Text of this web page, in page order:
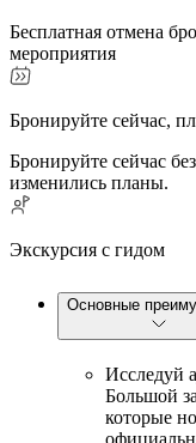
Бесплатная отмена
мероприятия
Бронируйте сейчас,
Бронируйте сейчас
изменились планы.
Экскурсия с гидом
Основные
Исследуй
Большой
которые